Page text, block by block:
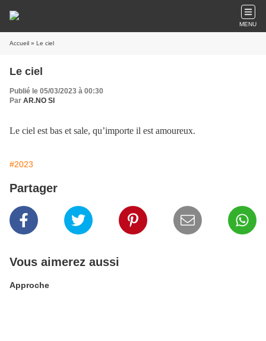
MENU
Accueil » Le ciel
Le ciel
Publié le 05/03/2023 à 00:30
Par AR.NO SI
Le ciel est bas et sale, qu’importe il est amoureux.
#2023
Partager
Vous aimerez aussi
Approche